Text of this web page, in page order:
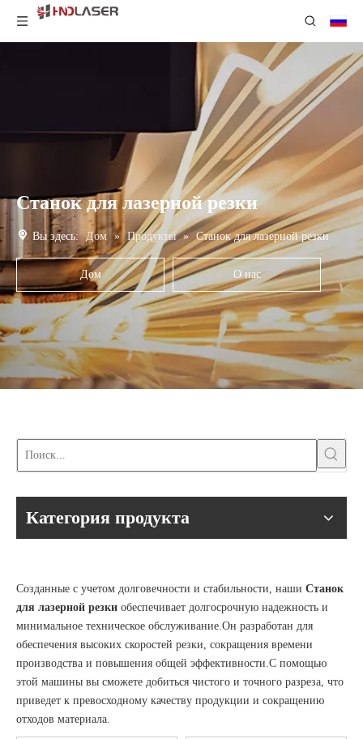
Станок для лазерной резки
Вы здесь: Дом » Продукты » Станок для лазерной резки
Дом О нас
Категория продукта
Созданные с учетом долговечности и стабильности, наши Станок
для лазерной резки обеспечивает долгосрочную надежность и
минимальное техническое обслуживание.Он разработан для
обеспечения высоких скоростей резки, сокращения времени
производства и повышения общей эффективности.С помощью
этой машины вы сможете добиться чистого и точного разреза, что
приведет к превосходному качеству продукции и сокращению
отходов материала.